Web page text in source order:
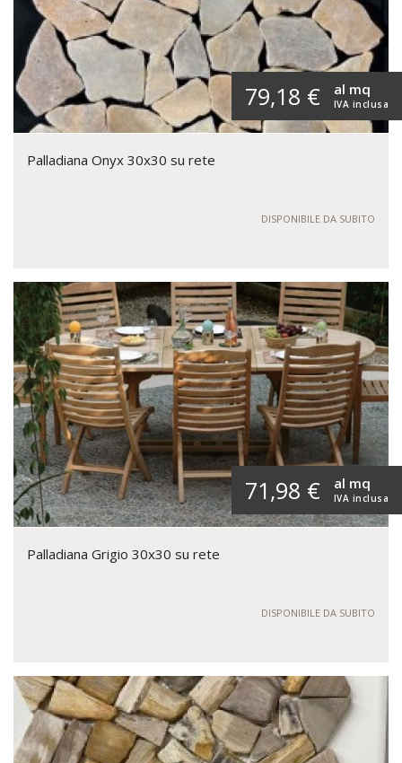
79,18 € IVA inclusa
al mq
Palladiana Onyx 30x30 su rete
DISPONIBILE DA SUBITO
71,98 € IVA inclusa
al mq
Palladiana Grigio 30x30 su rete
DISPONIBILE DA SUBITO